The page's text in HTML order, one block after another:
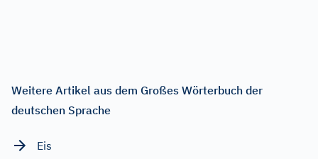
Weitere Artikel aus dem Großes Wörterbuch der
deutschen Sprache
Eis